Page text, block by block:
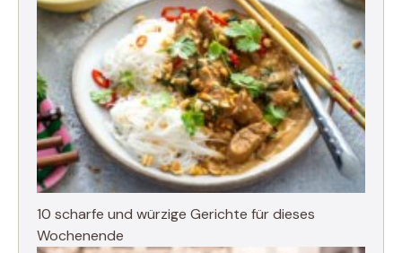
10 scharfe und würzige Gerichte für dieses
Wochenende